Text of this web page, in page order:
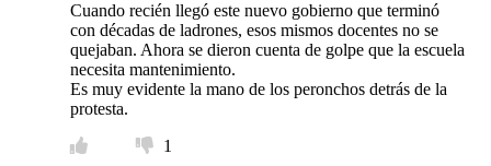
Cuando recién llegó este nuevo gobierno que terminó
con décadas de ladrones, esos mismos docentes no se
quejaban. Ahora se dieron cuenta de golpe que la escuela
necesita mantenimiento.
Es muy evidente la mano de los peronchos detrás de la
protesta.
1